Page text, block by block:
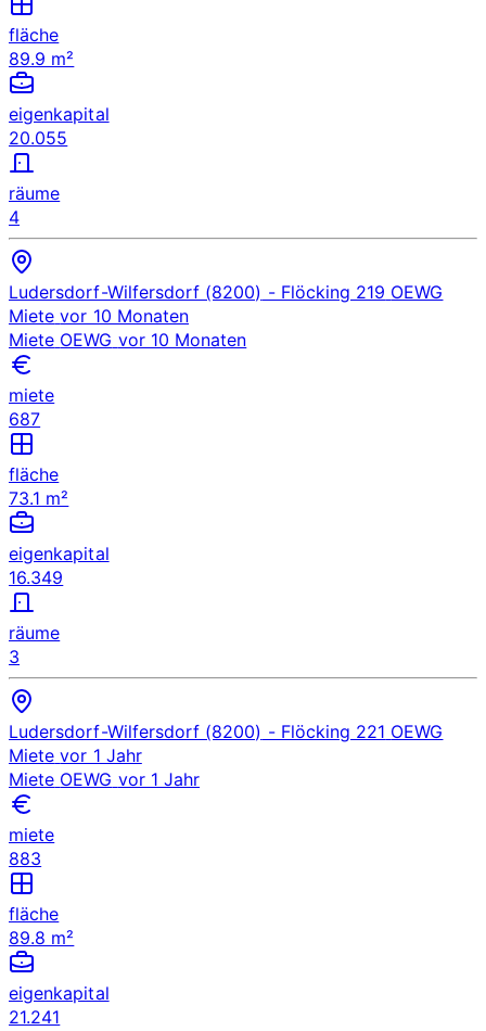
fläche
89.9 m²
eigenkapital
20.055
räume
4
Ludersdorf-Wilfersdorf (8200) - Flöcking 219 OEWG
Miete vor 10 Monaten
Miete OEWG vor 10 Monaten
miete
687
fläche
73.1 m²
eigenkapital
16.349
räume
3
Ludersdorf-Wilfersdorf (8200) - Flöcking 221 OEWG
Miete vor 1 Jahr
Miete OEWG vor 1 Jahr
miete
883
fläche
89.8 m²
eigenkapital
21.241